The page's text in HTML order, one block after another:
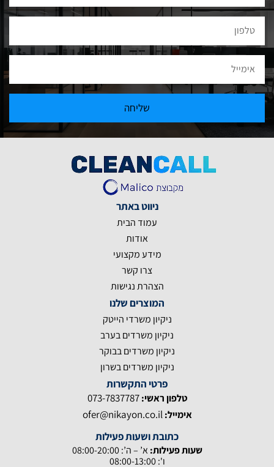
שליחה
ניווט באתר
עמוד הבית
אודות
מידע מקצועי
צרו קשר
הצהרת נגישות
המוצרים שלנו
ניקיון משרדי הייטק
ניקיון משרדים בערב
ניקיון משרדים בבוקר
ניקיון משרדים בשרון
פרטי התקשרות
טלפון ראשי:073-7837787
אימייל: ofer@nikayon.co.il
כתובת ושעות פעילות
שעות פעילות:א’ – ה’: 08:00-20:00
ו': 08:00-13:00